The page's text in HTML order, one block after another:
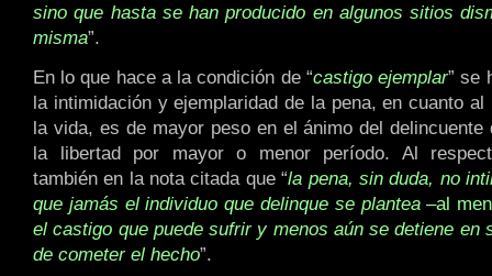
sino que hasta se han producido en algunos sitios
misma”.
En lo que hace a la condición de “castigo ejemplar” se
la intimidación y ejemplaridad de la pena, en cuanto al
la vida, es de mayor peso en el ánimo del delincuente
la libertad por mayor o menor período. Al
también en la nota citada que “la pena, sin duda, no
que jamás el individuo que delinque se plantea –al
el castigo que puede sufrir y menos aún se detiene en
de cometer el hecho”.